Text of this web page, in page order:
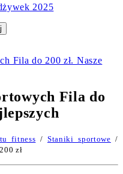
2025
Fila do 200 zł. Nasze
Fila do
fitness / Staniki sportowe /
zł